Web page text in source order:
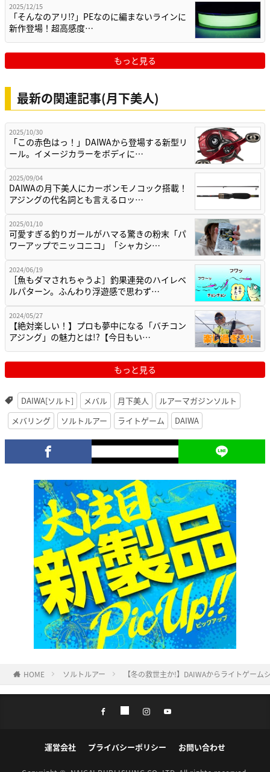
2025/12/15
「そんなのアリ⁉」PEなのに編まないラインに
新作登場！超高感度…
もっと見る
最新の関連記事(月下美人)
2025/10/30
「この赤色はっ！」DAIWAから登場する新型リ
ール。イメージカラーをボディに…
2025/09/04
DAIWAの月下美人にカーボンモノコック搭載！
アジングの代名詞とも言えるロッ…
2025/01/10
可愛すぎる釣りガールがハマる驚きの粉末「パ
ワーアップでニッコニコ」「シャカシ…
2024/06/19
［魚もダマされちゃうよ］釣果連発のハイレベ
ルパターン。ふんわり浮遊感で思わず…
2024/05/27
【絶対楽しい！】プロも夢中になる「バチコン
アジング」の魅力とは!?【今日もい…
もっと見る
DAIWA[ソルト] メバル 月下美人
ルアーマガジンソルト
メバリング
ソルトルアー ライトゲーム DAIWA
HOME ソルトルアー 【冬の救世主か!】DAIWAからライトゲー
運営会社 プライバシーポリシー お問い合わせ